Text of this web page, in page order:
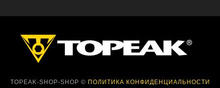
TOPEAK-SHOP-SHOP © ПОЛИТИКА КОНФИДЕНЦИАЛЬНОСТИ